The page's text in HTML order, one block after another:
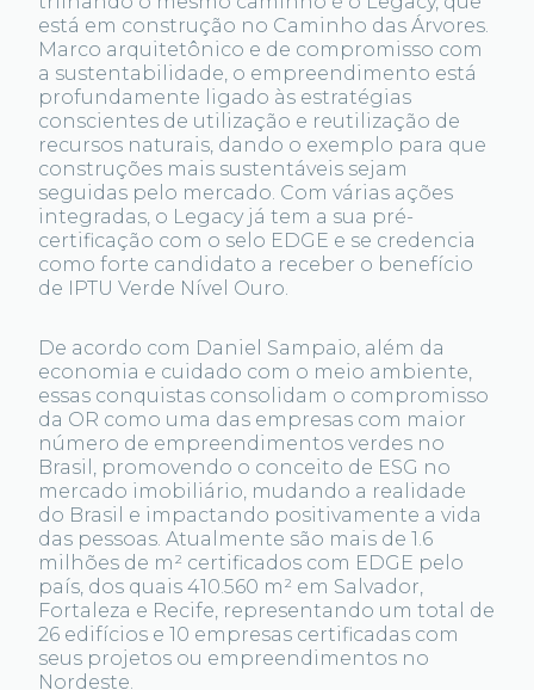
está em construção no Caminho das Árvores.
Marco arquitetônico e de compromisso com
a sustentabilidade, o empreendimento está
profundamente ligado às estratégias
conscientes de utilização e reutilização de
recursos naturais, dando o exemplo para que
construções mais sustentáveis sejam
seguidas pelo mercado. Com várias ações
integradas, o Legacy já tem a sua pré-
certificação com o selo EDGE e se credencia
como forte candidato a receber o benefício
de IPTU Verde Nível Ouro.
De acordo com Daniel Sampaio, além da
economia e cuidado com o meio ambiente,
essas conquistas consolidam o compromisso
da OR como uma das empresas com maior
número de empreendimentos verdes no
Brasil, promovendo o conceito de ESG no
mercado imobiliário, mudando a realidade
do Brasil e impactando positivamente a vida
das pessoas. Atualmente são mais de 1.6
milhões de m² certificados com EDGE pelo
país, dos quais 410.560 m² em Salvador,
Fortaleza e Recife, representando um total de
26 edifícios e 10 empresas certificadas com
seus projetos ou empreendimentos no
Nordeste.